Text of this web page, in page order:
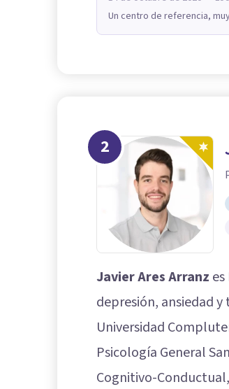
Un centro de referencia,
2
Javier Ares Arranz
depresión, ansiedad
Universidad
Psicología General
Cognitivo-